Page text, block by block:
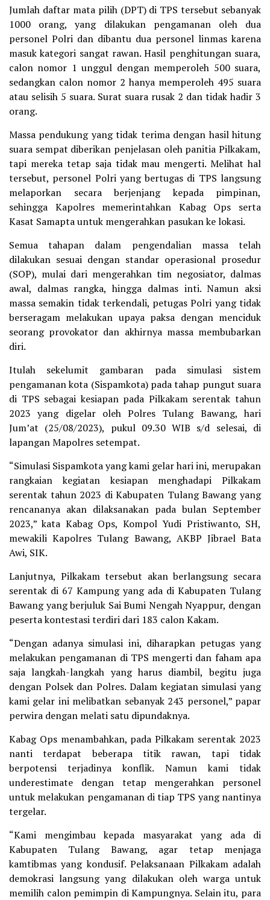
Jumlah daftar mata pilih (DPT) di TPS tersebut sebanyak
1000 orang, yang dilakukan pengamanan oleh dua
personel Polri dan dibantu dua personel linmas karena
masuk kategori sangat rawan. Hasil penghitungan suara,
calon nomor 1 unggul dengan memperoleh 500 suara,
sedangkan calon nomor 2 hanya memperoleh 495 suara
atau selisih 5 suara. Surat suara rusak 2 dan tidak hadir 3
orang.
Massa pendukung yang tidak terima dengan hasil hitung
suara sempat diberikan penjelasan oleh panitia Pilkakam,
tapi mereka tetap saja tidak mau mengerti. Melihat hal
tersebut, personel Polri yang bertugas di TPS langsung
melaporkan secara berjenjang kepada pimpinan,
sehingga Kapolres memerintahkan Kabag Ops serta
Kasat Samapta untuk mengerahkan pasukan ke lokasi.
Semua tahapan dalam pengendalian massa telah
dilakukan sesuai dengan standar operasional prosedur
(SOP), mulai dari mengerahkan tim negosiator, dalmas
awal, dalmas rangka, hingga dalmas inti. Namun aksi
massa semakin tidak terkendali, petugas Polri yang tidak
berseragam melakukan upaya paksa dengan menciduk
seorang provokator dan akhirnya massa membubarkan
diri.
Itulah sekelumit gambaran pada simulasi sistem
pengamanan kota (Sispamkota) pada tahap pungut suara
di TPS sebagai kesiapan pada Pilkakam serentak tahun
2023 yang digelar oleh Polres Tulang Bawang, hari
Jum’at (25/08/2023), pukul 09.30 WIB s/d selesai, di
lapangan Mapolres setempat.
“Simulasi Sispamkota yang kami gelar hari ini, merupakan
rangkaian kegiatan kesiapan menghadapi Pilkakam
serentak tahun 2023 di Kabupaten Tulang Bawang yang
rencananya akan dilaksanakan pada bulan September
2023,” kata Kabag Ops, Kompol Yudi Pristiwanto, SH,
mewakili Kapolres Tulang Bawang, AKBP Jibrael Bata
Awi, SIK.
Lanjutnya, Pilkakam tersebut akan berlangsung secara
serentak di 67 Kampung yang ada di Kabupaten Tulang
Bawang yang berjuluk Sai Bumi Nengah Nyappur, dengan
peserta kontestasi terdiri dari 183 calon Kakam.
“Dengan adanya simulasi ini, diharapkan petugas yang
melakukan pengamanan di TPS mengerti dan faham apa
saja langkah-langkah yang harus diambil, begitu juga
dengan Polsek dan Polres. Dalam kegiatan simulasi yang
kami gelar ini melibatkan sebanyak 243 personel,” papar
perwira dengan melati satu dipundaknya.
Kabag Ops menambahkan, pada Pilkakam serentak 2023
nanti terdapat beberapa titik rawan, tapi tidak
berpotensi terjadinya konflik. Namun kami tidak
underestimate dengan tetap mengerahkan personel
untuk melakukan pengamanan di tiap TPS yang nantinya
tergelar.
“Kami mengimbau kepada masyarakat yang ada di
Kabupaten Tulang Bawang, agar tetap menjaga
kamtibmas yang kondusif. Pelaksanaan Pilkakam adalah
demokrasi langsung yang dilakukan oleh warga untuk
memilih calon pemimpin di Kampungnya. Selain itu, para